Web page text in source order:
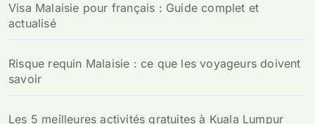
Visa Malaisie pour français : Guide complet et
actualisé
Risque requin Malaisie : ce que les voyageurs doivent
savoir
Les 5 meilleures activités gratuites à Kuala Lumpur